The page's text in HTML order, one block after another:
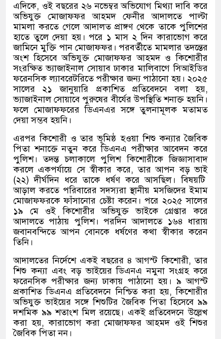
এদিকে, ওই বছরের ২৬ নভেম্বর অভিযোগ মিথ্যা দাবি করে
অভিযুক্ত মোজাফফর আহমদ ফেনীর আদালতে পাল্টা
মামলা করতে গেলে আদালত প্রাঙ্গণ থেকে তাকে পুলিশের
হাতে তুলে দেয়া হয়। পরে ১ মাস ২ দিন কারাভোগ করে
জামিনে মুক্তি পান মোজাফফর। পরবর্তীতে মামলার তদন্তের
অংশ হিসেবে অভিযুক্ত মোজাফফর আহমদ ও কিশোরীর
সংরক্ষিত ভ্যাজাইনাল সোয়াব ঢাকার মালিবাগে সিআইডির
ফরেনসিক ল্যাবরেটরিতে পরীক্ষার জন্য পাঠানো হয়। ২০২৫
সালের ২১ জানুয়ারি প্রকাশিত প্রতিবেদনে বলা হয়,
ভ্যাজাইনাল সোয়াবে পুরুষের বীর্যের উপস্থিতি শনাক্ত হয়নি।
ফলে মোজাফফরের ডিএনএর সঙ্গে তুলনামূলক মতামত
দেয়া সম্ভব হয়নি।
এরপর কিশোরী ও তার ভূমিষ্ঠ হওয়া শিশু কন্যার জৈবিক
পিতা শনাক্তে নতুন করে ডিএনএ পরীক্ষার আবেদন করে
পুলিশ। তদন্ত চলাকালে পুলিশ কিশোরীকে জিজ্ঞাসাবাদ
করলে একপর্যায়ে সে স্বীকার করে,তার আপন বড় ভাই
(২২)দীর্ঘদিন ধরে তাকে ধর্ষণ করে আসছিল। বিষয়টি
আড়াল করতে পরিবারের সদস্যরা স্থানীয় মসজিদের ইমাম
মোজাফফরকে ফাঁসানোর চেষ্টা করেন। পরে ২০২৫ সালের
১৯ মে ওই কিশোরীর অভিযুক্ত ভাইকে গ্রেপ্তার করে
আদালতে পাঠায় পুলিশ। পরদিন আদালতে ১৬৪ ধারায়
জবানবন্দিতে আপন বোনকে ধর্ষণের কথা স্বীকার করেন
তিনি।
আদালতের নির্দেশে একই বছরের ৪ আগস্ট কিশোরী,তার
শিশু কন্যা এবং বড় ভাইয়ের ডিএনএ নমুনা সংগ্রহ করে
ফরেনসিক পরীক্ষার জন্য ঢাকায় পাঠানো হয়। ৯ আগস্ট
প্রকাশিত ডিএনএ প্রতিবেদনে নিশ্চিত করা হয়,কিশোরীর
অভিযুক্ত ভাইয়ের সঙ্গে শিশুটির জৈবিক পিতা হিসেবে ৯৯
দশমিক ৯৯ শতাংশ মিল রয়েছে। একই প্রতিবেদনে উল্লেখ
করা হয়,কারাভোগ করা মোজাফফর আহমদ ওই শিশুর
জৈবিক পিতা নন।